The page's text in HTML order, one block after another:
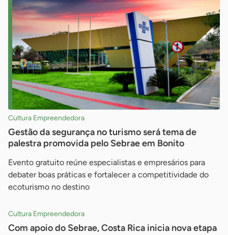
Cultura Empreendedora
Gestão da segurança no turismo será tema de
palestra promovida pelo Sebrae em Bonito
Evento gratuito reúne especialistas e empresários para
debater boas práticas e fortalecer a competitividade do
ecoturismo no destino
Cultura Empreendedora
Com apoio do Sebrae, Costa Rica inicia nova etapa